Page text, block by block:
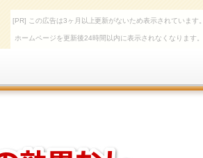
[PR] この広告は3ヶ月以上更新がないため表示されています。
ホームページを更新後24時間以内に表示されなくなります。